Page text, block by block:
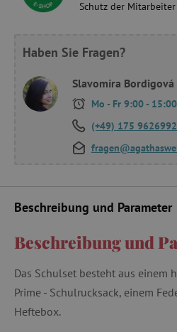
Schutz der
Haben Sie Fragen?
Slavomíra Bordigová
Mo - Fr 9:00 - 15:00
(+49) 175 9626992
Beschreibung und Parameter
Beschreibung und
Das Schulset besteht aus einem
Prime - Schulrucksack, einem
Heftebox.